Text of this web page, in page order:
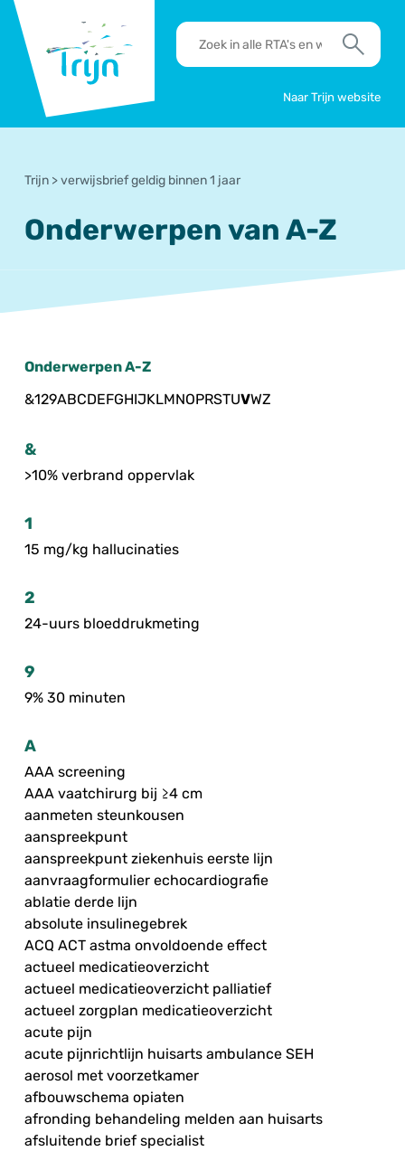
Trijn
RTA's
en
Zoek
Naar Trijn website
Trijn >verwijsbrief geldig binnen 1 jaar
Onderwerpen van A-Z
Onderwerpen A-Z
&129ABCDEFGHIJKLMNOPRSTUVWZ
&
>10% verbrand oppervlak
1
15 mg/kg hallucinaties
2
24-uurs bloeddrukmeting
9
9% 30 minuten
A
AAA screening
AAA vaatchirurg bij ≥4 cm
aanmeten steunkousen
aanspreekpunt
aanspreekpunt ziekenhuis eerste lijn
aanvraagformulier echocardiografie
ablatie derde lijn
absolute insulinegebrek
ACQ ACT astma onvoldoende effect
actueel medicatieoverzicht
actueel medicatieoverzicht palliatief
actueel zorgplan medicatieoverzicht
acute pijn
acute pijnrichtlijn huisarts ambulance SEH
aerosol met voorzetkamer
afbouwschema opiaten
afronding behandeling melden aan huisarts
afsluitende brief specialist